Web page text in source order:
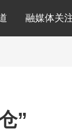
融媒体关
”